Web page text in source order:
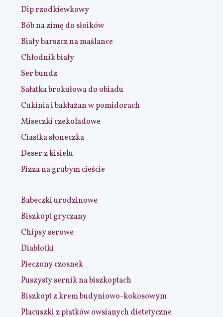
Dip rzodkiewkowy
Bób na zimę do słoików
Biały barszcz na maślance
Chłodnik biały
Ser bundz
Sałatka brokułowa do obiadu
Cukinia i bakłażan w pomidorach
Miseczki czekoladowe
Ciastka słoneczka
Deser z kisielu
Pizza na grubym cieście
Babeczki urodzinowe
Biszkopt gryczany
Chipsy serowe
Diablotki
Pieczony czosnek
Puszysty sernik na biszkoptach
Biszkopt z krem budyniowo-kokosowym
Placuszki z płatków owsianych dietetyczne